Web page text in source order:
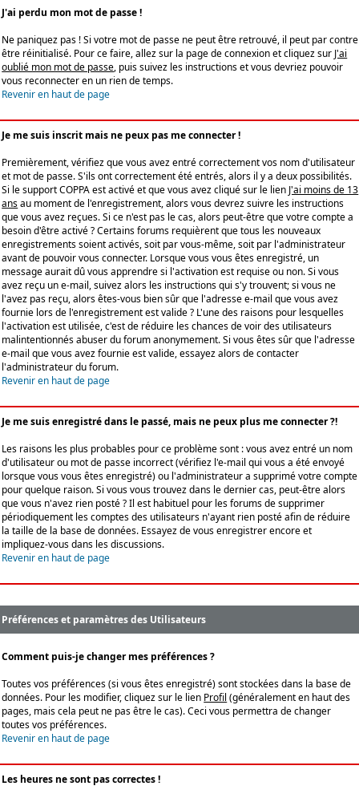
J'ai perdu mon mot de passe !
Ne paniquez pas ! Si votre mot de passe ne peut être retrouvé, il peut par contre
être réinitialisé. Pour ce faire, allez sur la page de connexion et cliquez sur J'ai
oublié mon mot de passe, puis suivez les instructions et vous devriez pouvoir
vous reconnecter en un rien de temps.
Revenir en haut de page
Je me suis inscrit mais ne peux pas me connecter !
Premièrement, vérifiez que vous avez entré correctement vos nom d'utilisateur
et mot de passe. S'ils ont correctement été entrés, alors il y a deux possibilités.
Si le support COPPA est activé et que vous avez cliqué sur le lien J'ai moins de 13
ansau moment de l'enregistrement, alors vous devrez suivre les instructions
que vous avez reçues. Si ce n'est pas le cas, alors peut-être que votre compte a
besoin d'être activé ? Certains forums requièrent que tous les nouveaux
enregistrements soient activés, soit par vous-même, soit par l'administrateur
avant de pouvoir vous connecter. Lorsque vous vous êtes enregistré, un
message aurait dû vous apprendre si l'activation est requise ou non. Si vous
avez reçu un e-mail, suivez alors les instructions qui s'y trouvent; si vous ne
l'avez pas reçu, alors êtes-vous bien sûr que l'adresse e-mail que vous avez
fournie lors de l'enregistrement est valide ? L'une des raisons pour lesquelles
l'activation est utilisée, c'est de réduire les chances de voir des utilisateurs
malintentionnés abuser du forum anonymement. Si vous êtes sûr que l'adresse
e-mail que vous avez fournie est valide, essayez alors de contacter
l'administrateur du forum.
Revenir en haut de page
Je me suis enregistré dans le passé, mais ne peux plus me connecter ?!
Les raisons les plus probables pour ce problème sont : vous avez entré un nom
d'utilisateur ou mot de passe incorrect (vérifiez l'e-mail qui vous a été envoyé
lorsque vous vous êtes enregistré) ou l'administrateur a supprimé votre compte
pour quelque raison. Si vous vous trouvez dans le dernier cas, peut-être alors
que vous n'avez rien posté ? Il est habituel pour les forums de supprimer
périodiquement les comptes des utilisateurs n'ayant rien posté afin de réduire
la taille de la base de données. Essayez de vous enregistrer encore et
impliquez-vous dans les discussions.
Revenir en haut de page
Préférences et paramètres des Utilisateurs
Comment puis-je changer mes préférences ?
Toutes vos préférences (si vous êtes enregistré) sont stockées dans la base de
données. Pour les modifier, cliquez sur le lien Profil (généralement en haut des
pages, mais cela peut ne pas être le cas). Ceci vous permettra de changer
toutes vos préférences.
Revenir en haut de page
Les heures ne sont pas correctes !